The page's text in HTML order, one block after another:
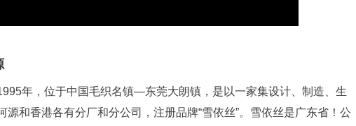
年，位于中国毛织名镇—东莞大朗镇，是以一家集设计、制造、生
和香港各有分厂和分公司，注册品牌“雪依丝”。雪依丝是广东省！公